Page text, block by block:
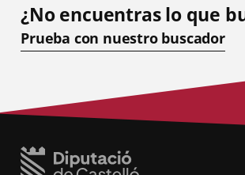
¿No encuentras lo que
Prueba con nuestro buscador